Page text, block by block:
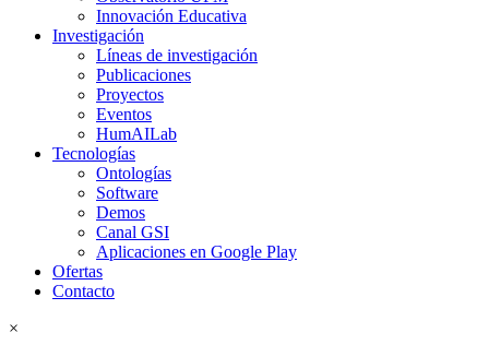
Innovación Educativa
Investigación
Líneas de investigación
Publicaciones
Proyectos
Eventos
HumAILab
Tecnologías
Ontologías
Software
Demos
Canal GSI
Aplicaciones en Google Play
Ofertas
Contacto
×